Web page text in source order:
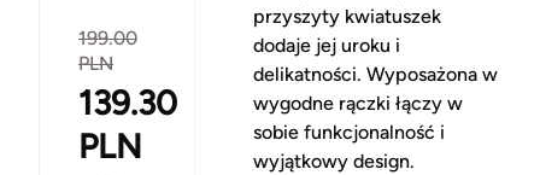
199.00
PLN
139.30
PLN
przyszyty kwiatuszek
dodaje jej uroku i
delikatności. Wyposażona w
wygodne rączki łączy w
sobie funkcjonalność i
wyjątkowy design.